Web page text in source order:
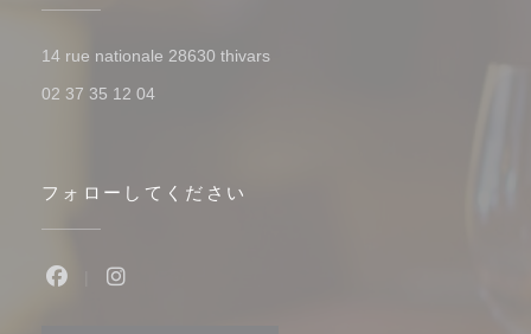
14 rue nationale 28630 thivars((新しいウィンドウで開きます))
02 37 35 12 04
フォローしてください